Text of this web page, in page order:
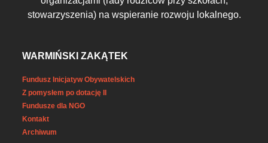
stowarzyszenia) na wspieranie rozwoju lokalnego.
WARMIŃSKI ZAKĄTEK
Fundusz Inicjatyw Obywatelskich
Z pomysłem po dotację II
Fundusze dla NGO
Kontakt
Archiwum